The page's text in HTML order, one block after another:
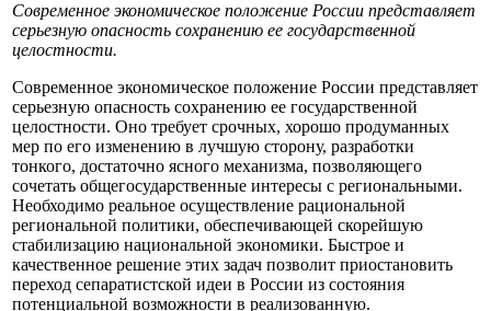
Современное экономическое положение России представляет
серьезную опасность сохранению ее государственной
целостности.
Современное экономическое положение России представляет
серьезную опасность сохранению ее государственной
целостности. Оно требует срочных, хорошо продуманных
мер по его изменению в лучшую сторону, разработки
тонкого, достаточно ясного механизма, позволяющего
сочетать общегосударственные интересы с региональными.
Необходимо реальное осуществление рациональной
региональной политики, обеспечивающей скорейшую
стабилизацию национальной экономики. Быстрое и
качественное решение этих задач позволит приостановить
переход сепаратистской идеи в России из состояния
потенциальной возможности в реализованную.